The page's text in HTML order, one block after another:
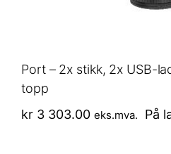
Port – 2x stikk, 2x USB-
topp
kr 3 303.00 eks.mva. På